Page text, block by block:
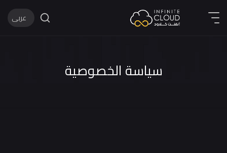
عربى
English
سياسة الخصوصية